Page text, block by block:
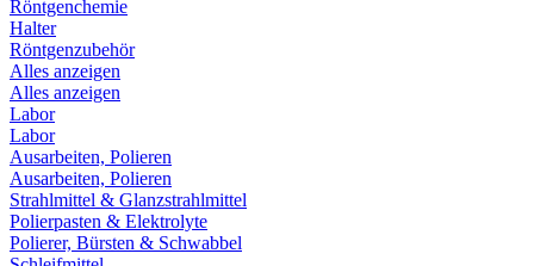
Röntgenchemie
Halter
Röntgenzubehör
Alles anzeigen
Alles anzeigen
Labor
Labor
Ausarbeiten, Polieren
Ausarbeiten, Polieren
Strahlmittel & Glanzstrahlmittel
Polierpasten & Elektrolyte
Polierer, Bürsten & Schwabbel